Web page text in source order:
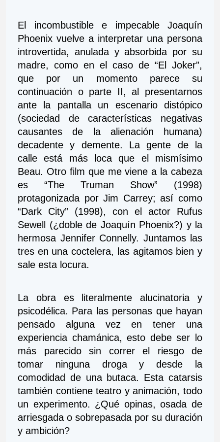
El incombustible e impecable Joaquín
Phoenix vuelve a interpretar una persona
introvertida, anulada y absorbida por su
madre, como en el caso de “El Joker”,
que por un momento parece su
continuación o parte II, al presentarnos
ante la pantalla un escenario distópico
(sociedad de características negativas
causantes de la alienación humana)
decadente y demente. La gente de la
calle está más loca que el mismísimo
Beau. Otro film que me viene a la cabeza
es “The Truman Show” (1998)
protagonizada por Jim Carrey; así como
“Dark City” (1998), con el actor Rufus
Sewell (¿doble de Joaquín Phoenix?) y la
hermosa Jennifer Connelly. Juntamos las
tres en una coctelera, las agitamos bien y
sale esta locura.
La obra es literalmente alucinatoria y
psicodélica. Para las personas que hayan
pensado alguna vez en tener una
experiencia chamánica, esto debe ser lo
más parecido sin correr el riesgo de
tomar ninguna droga y desde la
comodidad de una butaca. Esta catarsis
también contiene teatro y animación, todo
un experimento. ¿Qué opinas, osada de
arriesgada o sobrepasada por su duración
y ambición?